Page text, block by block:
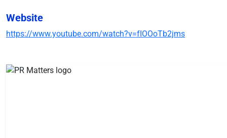
Website
https://www.youtube.com/watch?v=fIOOoTb2jms